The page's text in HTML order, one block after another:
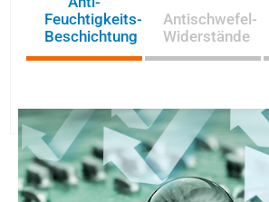
Feuchtigkeits-
Beschichtung
Antischwefel-
Widerstände